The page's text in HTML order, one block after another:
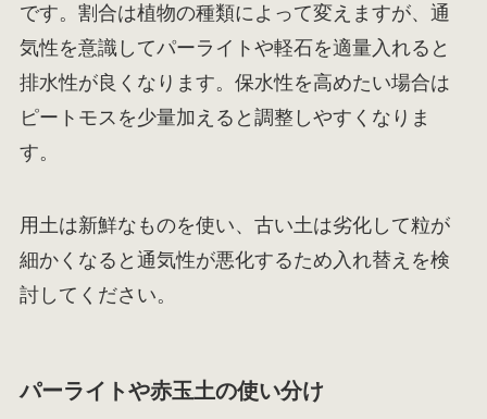
です。割合は植物の種類によって変えますが、通
気性を意識してパーライトや軽石を適量入れると
排水性が良くなります。保水性を高めたい場合は
ピートモスを少量加えると調整しやすくなりま
す。
用土は新鮮なものを使い、古い土は劣化して粒が
細かくなると通気性が悪化するため入れ替えを検
討してください。
パーライトや赤玉土の使い分け